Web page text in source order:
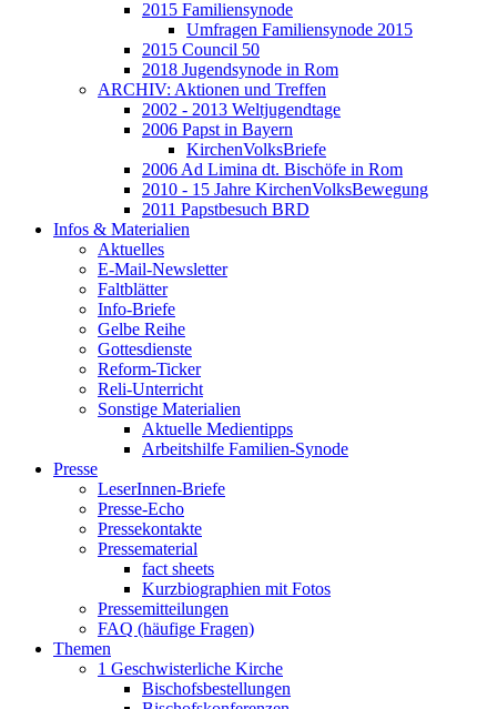
2015 Familiensynode
Umfragen Familiensynode 2015
2015 Council 50
2018 Jugendsynode in Rom
ARCHIV: Aktionen und Treffen
2002 - 2013 Weltjugendtage
2006 Papst in Bayern
KirchenVolksBriefe
2006 Ad Limina dt. Bischöfe in Rom
2010 - 15 Jahre KirchenVolksBewegung
2011 Papstbesuch BRD
Infos & Materialien
Aktuelles
E-Mail-Newsletter
Faltblätter
Info-Briefe
Gelbe Reihe
Gottesdienste
Reform-Ticker
Reli-Unterricht
Sonstige Materialien
Aktuelle Medientipps
Arbeitshilfe Familien-Synode
Presse
LeserInnen-Briefe
Presse-Echo
Pressekontakte
Pressematerial
fact sheets
Kurzbiographien mit Fotos
Pressemitteilungen
FAQ (häufige Fragen)
Themen
1 Geschwisterliche Kirche
Bischofsbestellungen